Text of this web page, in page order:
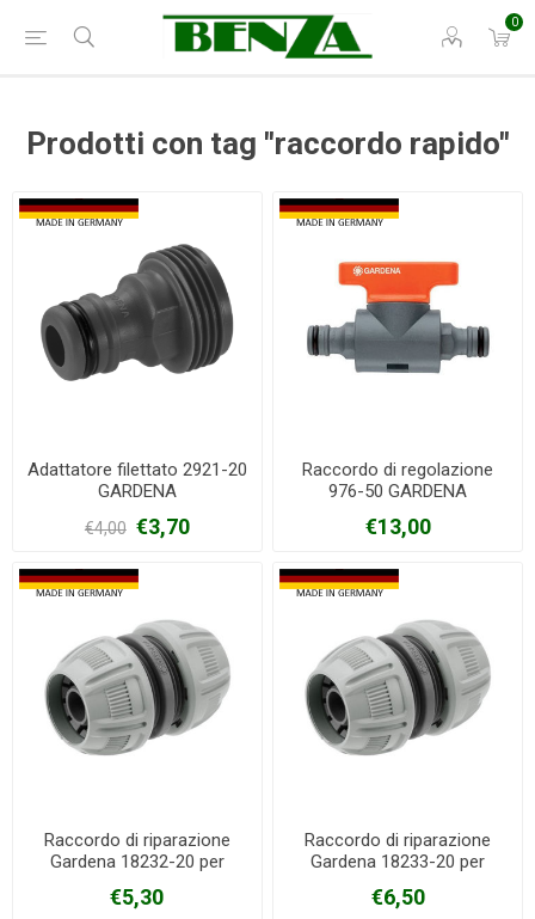
0
Prodotti con tag "raccordo rapido"
Adattatore filettato 2921-20
GARDENA
€4,00 €3,70
Raccordo di regolazione
976-50 GARDENA
€13,00
Raccordo di riparazione
Gardena 18232-20 per
€5,30
Raccordo di riparazione
Gardena 18233-20 per
€6,50